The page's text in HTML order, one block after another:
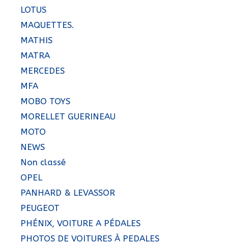
LOTUS
MAQUETTES.
MATHIS
MATRA
MERCEDES
MFA
MOBO TOYS
MORELLET GUERINEAU
MOTO
NEWS
Non classé
OPEL
PANHARD & LEVASSOR
PEUGEOT
PHÉNIX, VOITURE A PÉDALES
PHOTOS DE VOITURES À PEDALES